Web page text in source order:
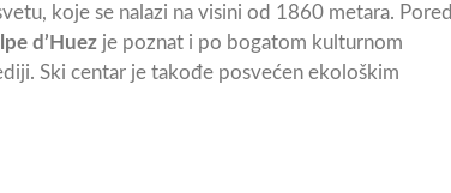
koje se nalazi na visini od 1860 metara. Pored
d’Huez je poznat i po bogatom kulturnom
Ski centar je takođe posvećen ekološkim